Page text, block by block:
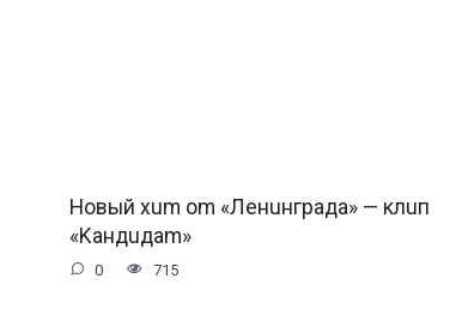
Hoвый xum om «Лeнuнгpaдa» — клuп
«Kaндuдam»
0 715